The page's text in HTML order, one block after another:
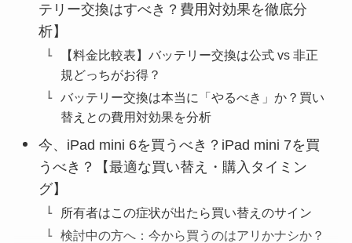
テリー交換はすべき？費用対効果を徹底分
析】
【料金比較表】バッテリー交換は公式 vs 非正
規どっちがお得？
バッテリー交換は本当に「やるべき」か？買い
替えとの費用対効果を分析
今、iPad mini 6を買うべき？iPad mini 7を買
うべき？【最適な買い替え・購入タイミン
グ】
所有者はこの症状が出たら買い替えのサイン
検討中の方へ：今から買うのはアリかナシか？